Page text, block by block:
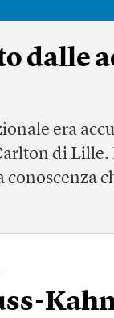
dalle
era
di